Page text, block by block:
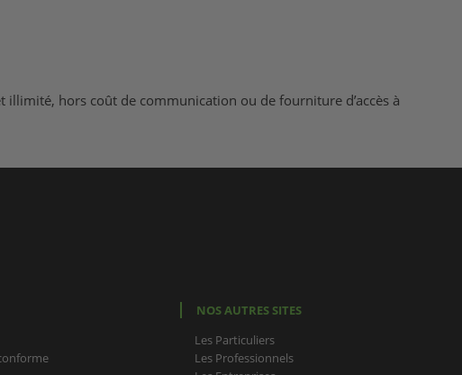
hors coût de communication ou de fourniture d’accès à
NOS AUTRES SITES
Les Particuliers
Les Professionnels